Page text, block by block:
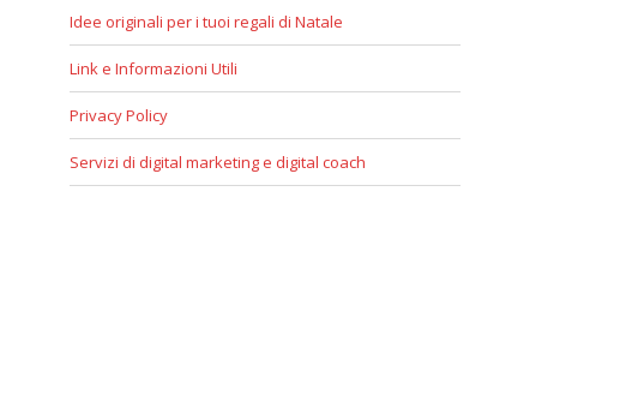
Idee originali per i tuoi regali di Natale
Link e Informazioni Utili
Privacy Policy
Servizi di digital marketing e digital coach